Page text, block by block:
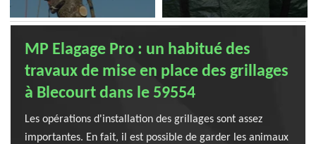
MP Elagage Pro : un habitué des
travaux de mise en place des grillages
à Blecourt dans le 59554
Les opérations d'installation des grillages sont assez
importantes. En fait, il est possible de garder les animaux